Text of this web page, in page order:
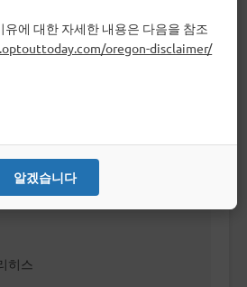
지
히스
에 대한 자세한 내용은 다음을 참조
oregon-disclaimer/
알겠습니다